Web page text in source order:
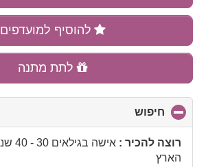
להוסיף למועדפים
לתת מתנה
חיפוש
to
collapseרוצה להכיר :אישה בגילאים 30 - 40 שנים
הארץ